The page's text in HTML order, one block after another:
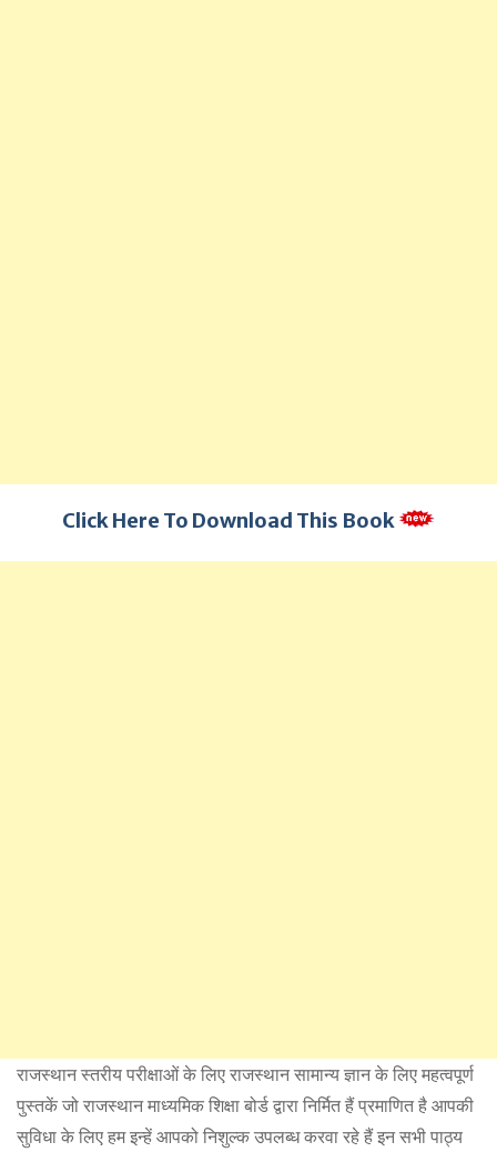
Click Here To Download This Book
राजस्थान स्तरीय परीक्षाओं के लिए राजस्थान सामान्य ज्ञान के लिए महत्वपूर्ण
पुस्तकें जो राजस्थान माध्यमिक शिक्षा बोर्ड द्वारा निर्मित हैं प्रमाणित है आपकी
सुविधा के लिए हम इन्हें आपको निशुल्क उपलब्ध करवा रहे हैं इन सभी पाठ्य